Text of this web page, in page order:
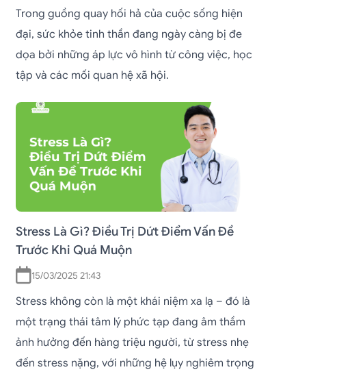
Trong guồng quay hối hả của cuộc sống hiện
đại, sức khỏe tinh thần đang ngày càng bị đe
dọa bởi những áp lực vô hình từ công việc, học
tập và các mối quan hệ xã hội.
Stress Là Gì? Điều Trị Dứt Điểm Vấn Đề
Trước Khi Quá Muộn
15/03/2025 21:43
Stress không còn là một khái niệm xa lạ – đó là
một trạng thái tâm lý phức tạp đang âm thầm
ảnh hưởng đến hàng triệu người, từ stress nhẹ
đến stress nặng, với những hệ lụy nghiêm trọng